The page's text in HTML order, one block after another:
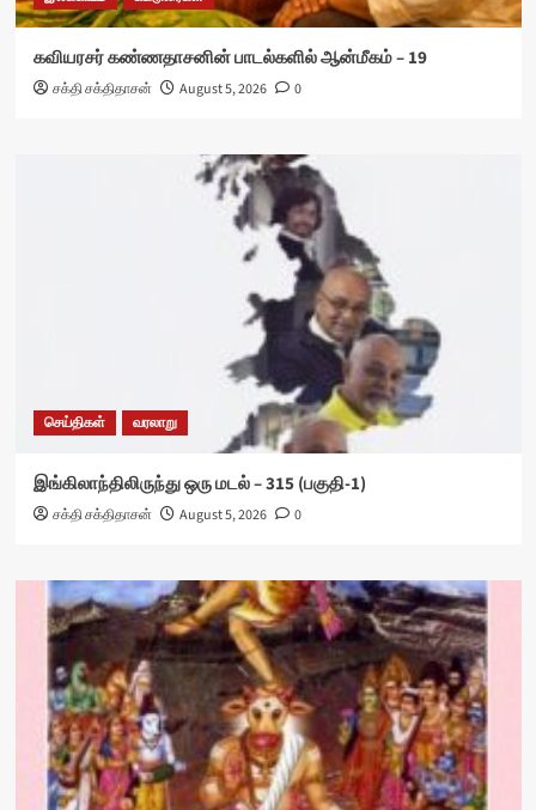
கவியரசர் கண்ணதாசனின் பாடல்களில் ஆன்மீகம் – 19
சக்தி சக்திதாசன் August 5, 2026 0
செய்திகள் வரலாறு
இங்கிலாந்திலிருந்து ஒரு மடல் – 315 (பகுதி-1)
சக்தி சக்திதாசன் August 5, 2026 0